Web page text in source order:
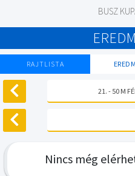
BUSZ
RAJTLISTA
21. - 50 M
Nincs még